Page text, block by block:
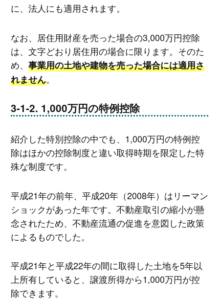
に、法人にも適用されます。
なお、居住用財産を売った場合の3,000万円控除
は、文字どおり居住用の場合に限ります。そのた
め、 事業用の土地や建物を売った場合には適用さ
れません。
1,000万円の特例控除
紹介した特別控除の中でも、1,000万円の特例控
除はほかの控除制度と違い取得時期を限定した特
殊な制度です。
平成21年の前年、平成20年（2008年）はリーマン
ショックがあった年です。不動産取引の縮小が懸
念されたため、不動産流通の促進を意図した政策
によるものでした。
平成21年と平成22年の間に取得した土地を5年以
上所有していると、譲渡所得から1,000万円が控
除できます。